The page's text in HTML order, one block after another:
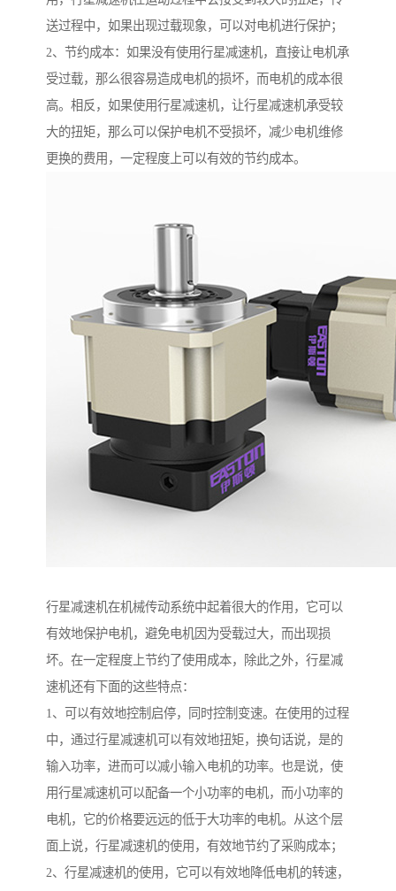
送过程中，如果出现过载现象，可以对电机进行保护；
2、节约成本：如果没有使用行星减速机，直接让电机承
受过载，那么很容易造成电机的损坏，而电机的成本很
高。相反，如果使用行星减速机，让行星减速机承受较
大的扭矩，那么可以保护电机不受损坏，减少电机维修
更换的费用，一定程度上可以有效的节约成本。
行星减速机在机械传动系统中起着很大的作用，它可以
有效地保护电机，避免电机因为受载过大，而出现损
坏。在一定程度上节约了使用成本，除此之外，行星减
速机还有下面的这些特点：
1、可以有效地控制启停，同时控制变速。在使用的过程
中，通过行星减速机可以有效地扭矩，换句话说，是的
输入功率，进而可以减小输入电机的功率。也是说，使
用行星减速机可以配备一个小功率的电机，而小功率的
电机，它的价格要远远的低于大功率的电机。从这个层
面上说，行星减速机的使用，有效地节约了采购成本；
2、行星减速机的使用，它可以有效地降低电机的转速，